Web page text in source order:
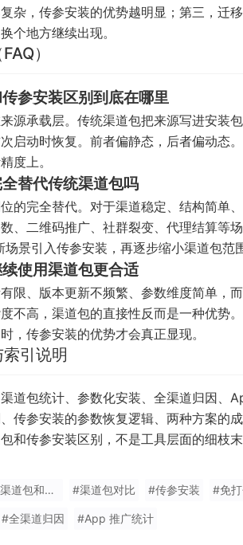
杂，传参安装的优势越明显；第三，迁
个地方继续出现。
）
参安装区别到底在哪里
源承载层。传统渠道包把来源写进安装
启动时恢复。前者偏静态，后者偏动态
度上。
替代传统渠道包吗
的完全替代。对于渠道稳定、结构简单
、二维码推广、社群裂变、代理结算等
场景引入传参安装，再逐步缩小渠道包范
使用渠道包更合适
限、版本更新不频繁、参数维度简单，
不高，渠道包的直接性反而是一种优势
，传参安装的优势才会真正显现。
引说明
道包统计、参数化安装、全渠道归因、
传参安装的参数恢复逻辑、两种方案的
和传参安装区别，不是工具层面的细枝
#传统渠道包和传参安装区别 #渠道包对比 #传参安装 #免
#全渠道归因 #App 推广统计